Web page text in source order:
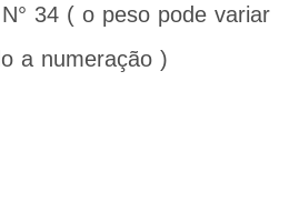
34 ( o peso pode variar
a numeração )